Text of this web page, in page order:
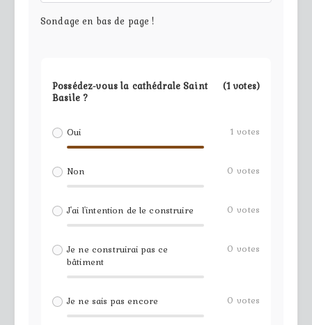
Sondage en bas de page !
Possédez-vous la cathédrale Saint
Basile ?
(1 votes)
Oui 1 votes
Non 0 votes
J'ai l'intention de le construire 0 votes
Je ne construirai pas ce
bâtiment
0 votes
Je ne sais pas encore 0 votes